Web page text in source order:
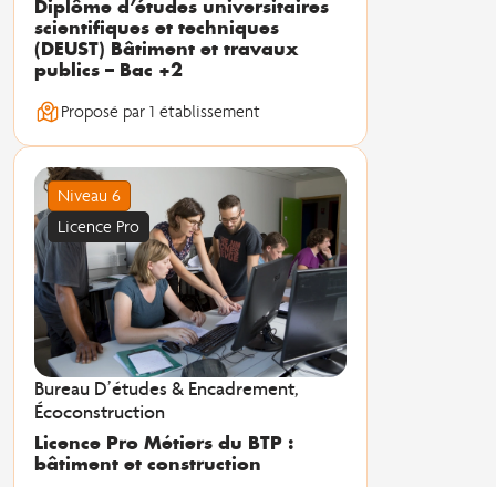
Diplôme d’études universitaires
scientifiques et techniques
(DEUST) Bâtiment et travaux
publics – Bac +2
Proposé par 1 établissement
Niveau 6
Licence Pro
Bureau D’études & Encadrement,
Écoconstruction
Licence Pro Métiers du BTP :
bâtiment et construction